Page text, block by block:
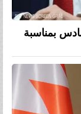
بمناسبة